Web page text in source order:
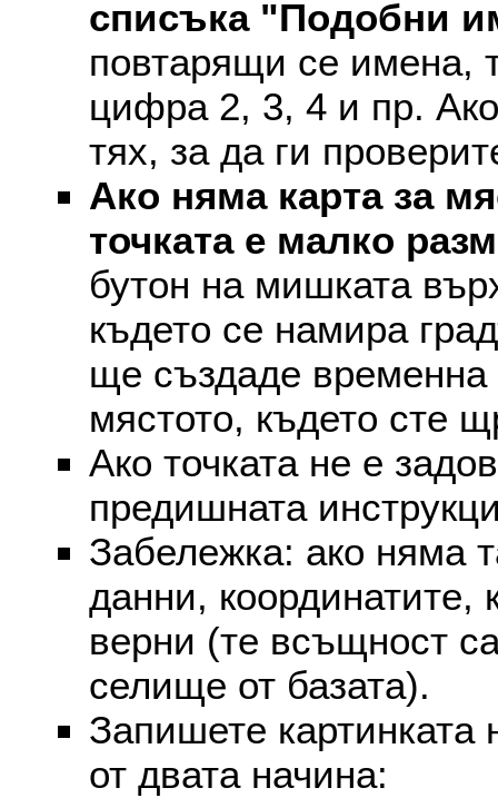
списъка "Подобни
повтарящи се имена,
цифра 2, 3, 4 и пр.
тях, за да ги
Ако няма карта за
точката е малко
бутон на мишката
където се намира
ще създаде временна
мястото, където сте
Ако точката не е
предишната
Забележка: ако няма
данни, координатите,
верни (те всъщност
селище от базата).
Запишете
от двата начина: